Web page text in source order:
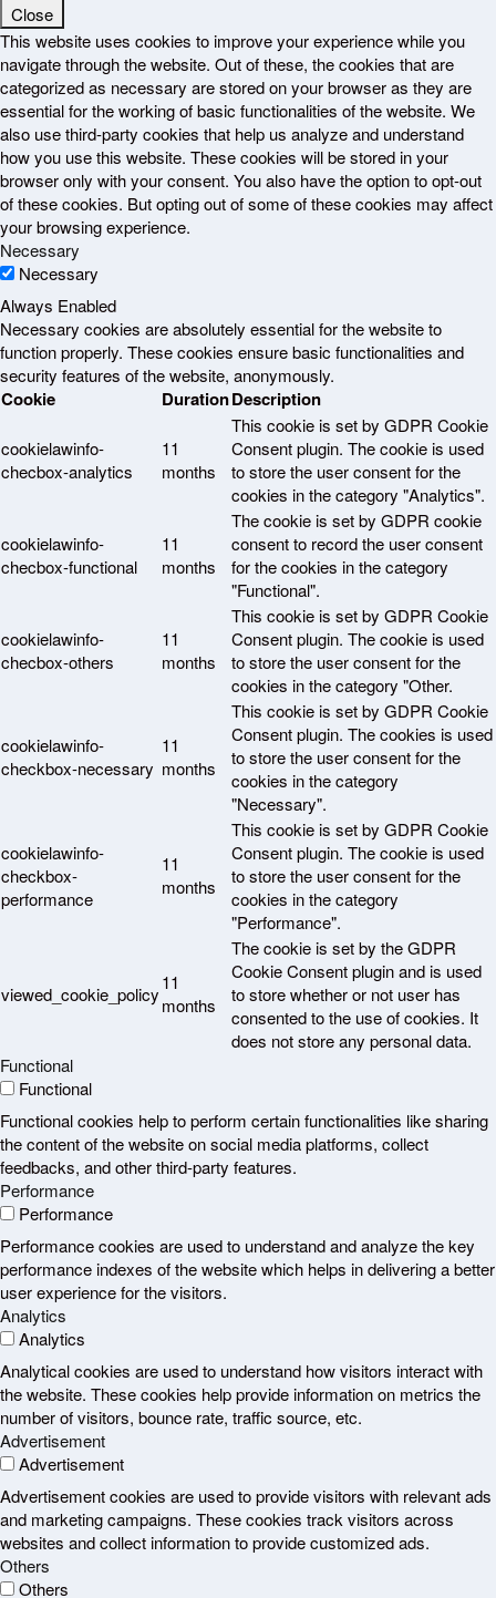
Close
This website uses cookies to improve your experience while you
navigate through the website. Out of these, the cookies that are
categorized as necessary are stored on your browser as they are
essential for the working of basic functionalities of the website. We
also use third-party cookies that help us analyze and understand
how you use this website. These cookies will be stored in your
browser only with your consent. You also have the option to opt-out
of these cookies. But opting out of some of these cookies may affect
your browsing experience.
Necessary
Necessary
Always Enabled
Necessary cookies are absolutely essential for the website to
function properly. These cookies ensure basic functionalities and
security features of the website, anonymously.
Cookie DurationDescription
cookielawinfo-
checbox-analytics
11
months
This cookie is set by GDPR Cookie
Consent plugin. The cookie is used
to store the user consent for the
cookies in the category "Analytics".
cookielawinfo-
checbox-functional
11
months
The cookie is set by GDPR cookie
consent to record the user consent
for the cookies in the category
"Functional".
cookielawinfo-
checbox-others
11
months
This cookie is set by GDPR Cookie
Consent plugin. The cookie is used
to store the user consent for the
cookies in the category "Other.
cookielawinfo-
checkbox-necessary
11
months
This cookie is set by GDPR Cookie
Consent plugin. The cookies is used
to store the user consent for the
cookies in the category
"Necessary".
cookielawinfo-
checkbox-
performance
11
months
This cookie is set by GDPR Cookie
Consent plugin. The cookie is used
to store the user consent for the
cookies in the category
"Performance".
viewed_cookie_policy
11
months
The cookie is set by the GDPR
Cookie Consent plugin and is used
to store whether or not user has
consented to the use of cookies. It
does not store any personal data.
Functional
Functional
Functional cookies help to perform certain functionalities like sharing
the content of the website on social media platforms, collect
feedbacks, and other third-party features.
Performance
Performance
Performance cookies are used to understand and analyze the key
performance indexes of the website which helps in delivering a better
user experience for the visitors.
Analytics
Analytics
Analytical cookies are used to understand how visitors interact with
the website. These cookies help provide information on metrics the
number of visitors, bounce rate, traffic source, etc.
Advertisement
Advertisement
Advertisement cookies are used to provide visitors with relevant ads
and marketing campaigns. These cookies track visitors across
websites and collect information to provide customized ads.
Others
Others